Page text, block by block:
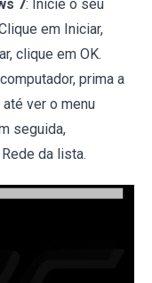
7: Inicie o seu
em Iniciar,
clique em OK.
prima a
ver o menu
seguida,
da lista.